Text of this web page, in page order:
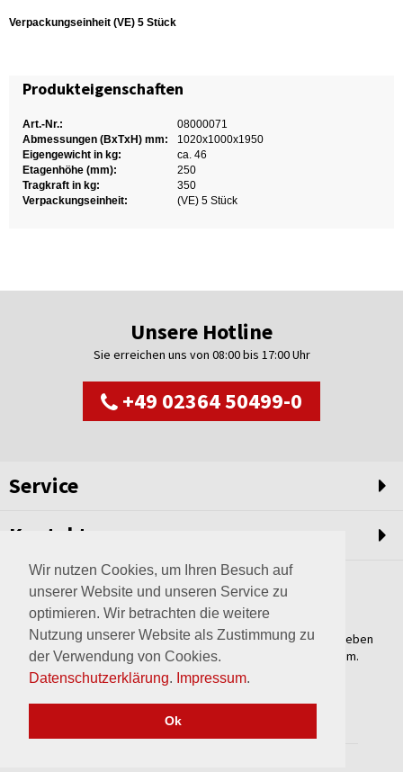
Wir nutzen Cookies, um Ihren Besuch auf
unserer Website und unseren Service zu
optimieren. Wir betrachten die weitere
Nutzung unserer Website als Zustimmung zu
der Verwendung von Cookies.
Datenschutzerklärung. Impressum.
Ok
Verpackungseinheit (VE) 5 Stück
Produkteigenschaften
Art.-Nr.:
08000071
Abmessungen (BxTxH) mm:
1020x1000x1950
Eigengewicht in kg:
ca. 46
Etagenhöhe (mm):
250
Tragkraft in kg:
350
Verpackungseinheit:
(VE) 5 Stück
Unsere Hotline
Sie erreichen uns von 08:00 bis 17:00 Uhr
+49 02364 50499-0
Service
Kontakt
Weltweit setzen wir unsere Erfahrungswerte und unser Streben
nach innovativen Lösungen in unvergleichliche Anlagen um.
Erfahren Sie mehr über uns.